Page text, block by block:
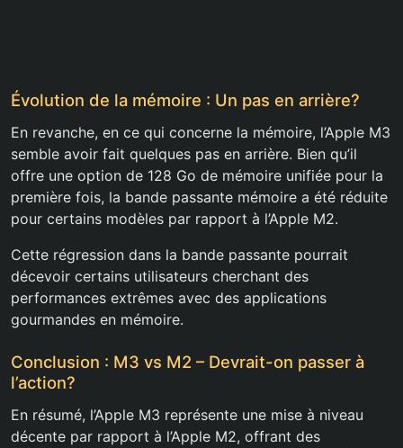
Évolution de la mémoire : Un pas en arrière?
En revanche, en ce qui concerne la mémoire, l’Apple M3
semble avoir fait quelques pas en arrière. Bien qu’il
offre une option de 128 Go de mémoire unifiée pour la
première fois, la bande passante mémoire a été réduite
pour certains modèles par rapport à l’Apple M2.
Cette régression dans la bande passante pourrait
décevoir certains utilisateurs cherchant des
performances extrêmes avec des applications
gourmandes en mémoire.
Conclusion : M3 vs M2 – Devrait-on passer à
l’action?
En résumé, l’Apple M3 représente une mise à niveau
décente par rapport à l’Apple M2, offrant des